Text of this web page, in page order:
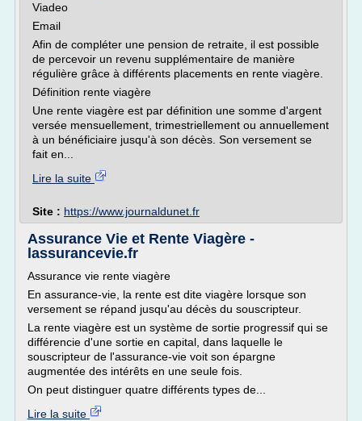
Viadeo
Email
Afin de compléter une pension de retraite, il est possible
de percevoir un revenu supplémentaire de manière
régulière grâce à différents placements en rente viagère.
Définition rente viagère
Une rente viagère est par définition une somme d'argent
versée mensuellement, trimestriellement ou annuellement
à un bénéficiaire jusqu'à son décès. Son versement se
fait en...
Lire la suite
Site : https://www.journaldunet.fr
Assurance Vie et Rente Viagère -
lassurancevie.fr
Assurance vie rente viagère
En assurance-vie, la rente est dite viagère lorsque son
versement se répand jusqu'au décès du souscripteur.
La rente viagère est un système de sortie progressif qui se
différencie d'une sortie en capital, dans laquelle le
souscripteur de l'assurance-vie voit son épargne
augmentée des intérêts en une seule fois.
On peut distinguer quatre différents types de...
Lire la suite